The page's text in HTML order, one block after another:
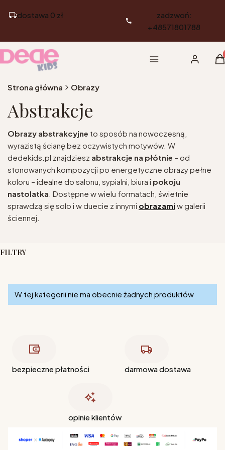
dostawa 0 zł
zadzwoń:
+48571801788
Menu Zaloguj się
Strona główna Obrazy
Abstrakcje
Obrazy abstrakcyjne to sposób na nowoczesną,
wyrazistą ścianę bez oczywistych motywów. W
dedekids.pl znajdziesz abstrakcje na płótnie – od
stonowanych kompozycji po energetyczne obrazy pełne
koloru – idealne do salonu, sypialni, biura i pokoju
nastolatka . Dostępne w wielu formatach, świetnie
sprawdzą się solo i w duecie z innymi obrazami w galerii
ściennej.
FILTRY
Lista produktów
W tej kategorii nie ma obecnie żadnych produktów
bezpieczne płatności darmowa dostawa
opinie klientów